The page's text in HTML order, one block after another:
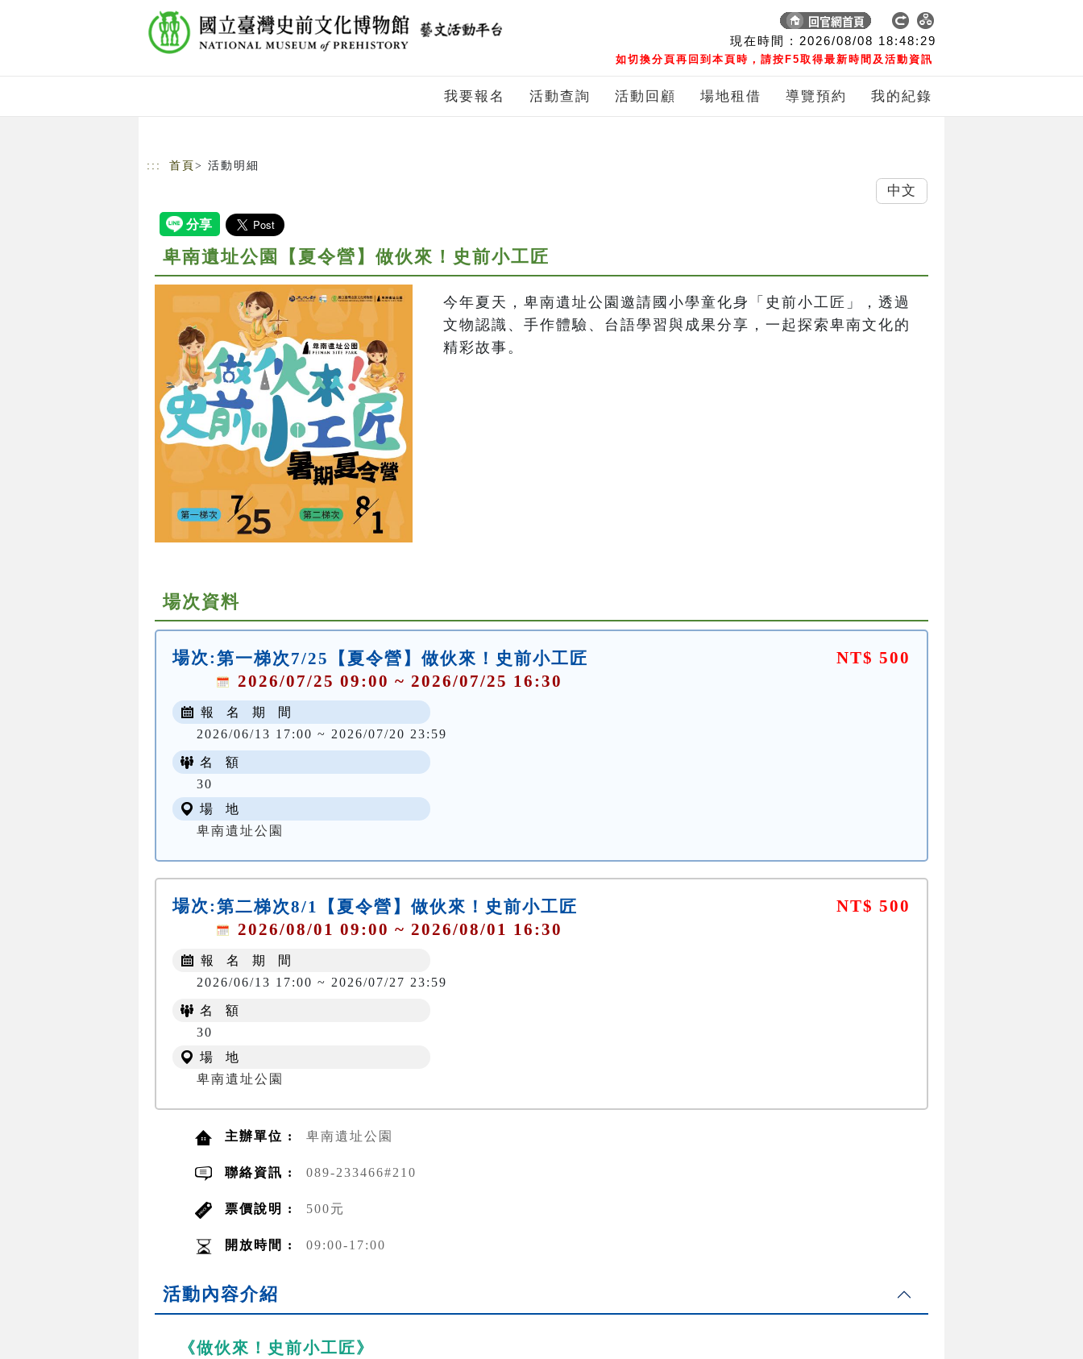
現在時間 : 2026/08/08 18:48:30
如切換分頁再回到本頁時，請按F5取得最新時間及活動資訊
我要報名 活動查詢 活動回顧 場地租借 導覽預約 我的紀錄
::: 首頁 > 活動明細
卑南遺址公園【夏令營】做伙來！史前小工匠
今年夏天，卑南遺址公園邀請國小學童化身「史前小工匠」，透過
文物認識、手作體驗、台語學習與成果分享，一起探索卑南文化的
精彩故事。
場次資料
場次:第一梯次7/25【夏令營】做伙來！史前小工匠
2026/07/25 09:00 ~ 2026/07/25 16:30
NT$ 500
報 名 期 間
2026/06/13 17:00 ~ 2026/07/20 23:59
名 額
30
場 地
卑南遺址公園
場次:第二梯次8/1【夏令營】做伙來！史前小工匠
2026/08/01 09:00 ~ 2026/08/01 16:30
NT$ 500
報 名 期 間
2026/06/13 17:00 ~ 2026/07/27 23:59
名 額
30
場 地
卑南遺址公園
主辦單位 : 卑南遺址公園
聯絡資訊 : 089-233466#210
票價說明 : 500元
開放時間 : 09:00-17:00
活動內容介紹
《做伙來！史前小工匠》